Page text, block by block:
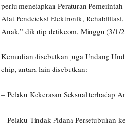
perlu menetapkan Peraturan
Alat Pendeteksi Elektronik,
Anak,” dikutip detikcom, Minggu (3/1/
Kemudian disebutkan juga Undang
chip, antara lain disebutkan:
– Pelaku Kekerasan Seksual terhadap
– Pelaku Tindak Pidana Persetubuhan